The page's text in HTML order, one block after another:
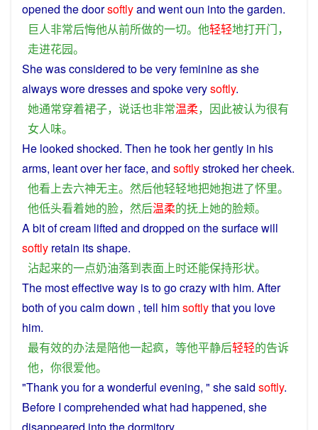
opened thedoorsoftlyand went oun intothegarden.
巨人非常后悔他从前所做的一切。 他轻轻地打开门，
走进花园。
Shewasconsidered to beveryfeminineasshe
alwaysworedressesand spokeverysoftly.
她通常穿着裙子， 说话也非常温柔， 因此被认为很有
女人味。
He looked shocked. Then hetook hergently in his
arms, leantoverherface, and softlystroked hercheek.
他看上去六神无主。 然后他轻轻地把她抱进了怀里。
他低头看着她的脸， 然后温柔的抚上她的脸颊。
A bitofcream lifted and dropped on thesurfacewill
softly retain itsshape.
沾起来的一点奶油落到表面上时还能保持形状。
The mosteffectiveway istogocrazywith him. After
both ofyou calmdown , tell himsoftlythatyou love
him.
最有效的办法是陪他一起疯， 等他平静后轻轻的告诉
他， 你很爱他。
"Thank you for a wonderful evening, " shesaid softly.
Before I comprehended what had happened, she